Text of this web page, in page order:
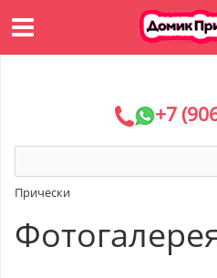
+7
Прически